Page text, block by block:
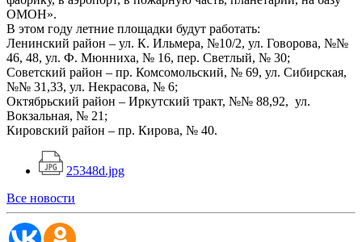
ОМОН».
В этом году летние площадки будут работать:
Ленинский район – ул. К. Ильмера, №10/2, ул. Говорова, №№
46, 48, ул. Ф. Мюнниха, № 16, пер. Светлый, № 30;
Советский район – пр. Комсомольский, № 69, ул. Сибирская,
№№ 31,33, ул. Некрасова, № 6;
Октябрьский район – Иркутский тракт, №№ 88,92, ул.
Вокзальная, № 21;
Кировский район – пр. Кирова, № 40.
25348d.jpg
Все новости